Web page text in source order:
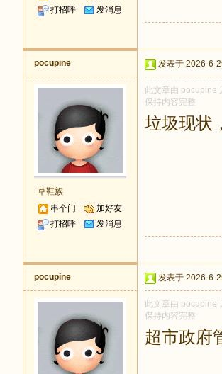
打招呼
发消息
pocupine
草鞋族
串个门
加好友
打招呼
发消息
发表于 2026-6-
此文章由 pocupine
保持内容完整
垃圾现状
pocupine 发表于 2026-6-
此文章由 pocupine
保持内容完整
超市政府